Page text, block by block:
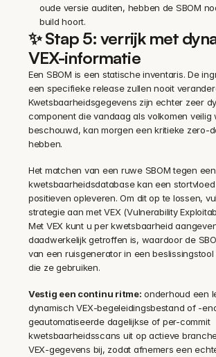
oude versie auditen, hebben de SBOM
build hoort.
✨ Stap 5: verrijk met
VEX-informatie
Een SBOM is een statische inventaris. De
een specifieke release zullen nooit
Kwetsbaarheidsgegevens zijn echter zeer
component die vandaag als volkomen veilig
beschouwd, kan morgen een kritieke zero-
hebben.
Het matchen van een ruwe SBOM tegen een
kwetsbaarheidsdatabase kan een
positieven opleveren. Om dit op te lossen,
strategie aan met VEX (Vulnerability
Met VEX kunt u per kwetsbaarheid
daadwerkelijk getroffen is, waardoor de
van een ruisgenerator in een
die ze gebruiken.
Vestig een continu ritme: onderhoud een
dynamisch VEX-begeleidingsbestand of -
geautomatiseerde dagelijkse of per-commit
kwetsbaarheidsscans uit op actieve
VEX-gegevens bij, zodat afnemers een